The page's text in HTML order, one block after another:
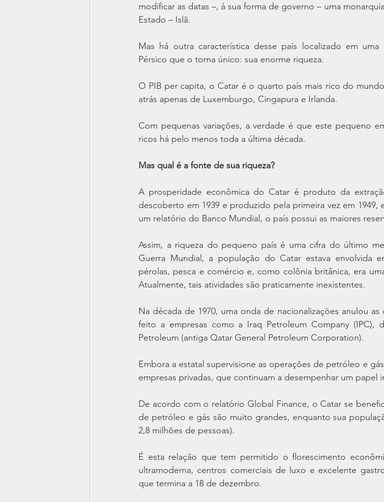
modificar as datas –, à sua forma de governo – uma
Estado – Islã.
Mas há outra característica desse país localizado em
Pérsico que o torna único: sua enorme riqueza.
O PIB per capita, o Catar é o quarto país mais rico do
atrás apenas de Luxemburgo, Cingapura e Irlanda.
Com pequenas variações, a verdade é que este pequeno
ricos há pelo menos toda a última década.
Mas qual é a fonte de sua riqueza?
A prosperidade econômica do Catar é produto da
descoberto em 1939 e produzido pela primeira vez em 1949,
um relatório do Banco Mundial, o país possui as maiores
Assim, a riqueza do pequeno país é uma cifra do último
Guerra Mundial, a população do Catar estava envolvida
pérolas, pesca e comércio e, como colônia britânica, era
Atualmente, tais atividades são praticamente inexistentes.
Na década de 1970, uma onda de nacionalizações anulou
feito a empresas como a Iraq Petroleum Company (IPC),
Petroleum (antiga Qatar General Petroleum Corporation).
Embora a estatal supervisione as operações de petróleo e
empresas privadas, que continuam a desempenhar um papel
De acordo com o relatório Global Finance, o Catar se
de petróleo e gás são muito grandes, enquanto sua
2,8 milhões de pessoas).
É esta relação que tem permitido o florescimento
ultramoderna, centros comerciais de luxo e excelente
que termina a 18 de dezembro.